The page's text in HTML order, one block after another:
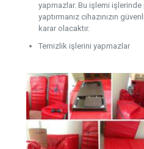
yapmazlar. Bu işlemi
yaptırmanız cihazınızın
karar olacaktır.
Temizlik işlerini yapmazlar